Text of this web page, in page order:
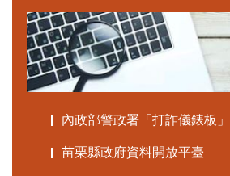
內政部警政署「打詐儀錶板」
苗栗縣政府資料開放平臺